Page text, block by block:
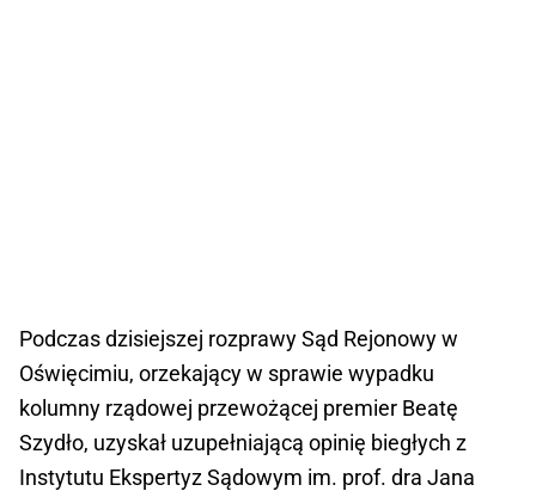
Podczas dzisiejszej rozprawy Sąd Rejonowy w
Oświęcimiu, orzekający w sprawie wypadku
kolumny rządowej przewożącej premier Beatę
Szydło, uzyskał uzupełniającą opinię biegłych z
Instytutu Ekspertyz Sądowym im. prof. dra Jana